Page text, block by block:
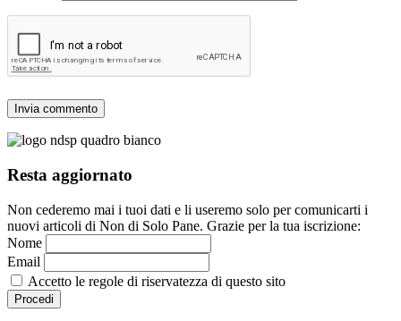
Resta aggiornato
Non cederemo mai i tuoi dati e li useremo solo per comunicarti i
nuovi articoli di Non di Solo Pane. Grazie per la tua iscrizione:
Nome
Email
Accetto le regole di riservatezza di questo sito